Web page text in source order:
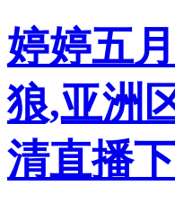
婷婷五
狼,亚洲
清直播